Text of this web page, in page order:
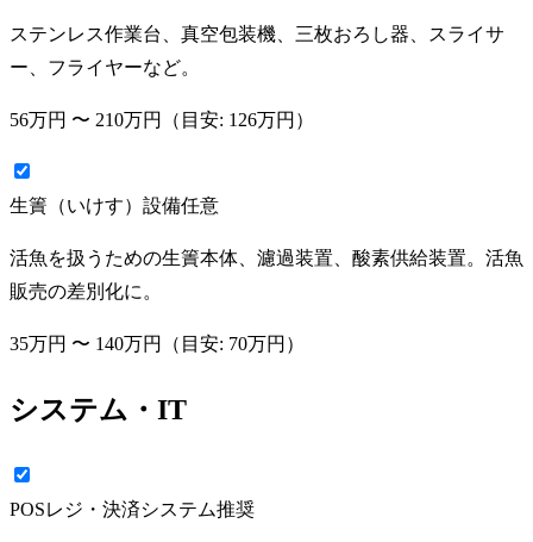
ステンレス作業台、真空包装機、三枚おろし器、スライサ
ー、フライヤーなど。
56万円 〜 210万円 （目安: 126万円 ）
生簀（いけす）設備任意
活魚を扱うための生簀本体、濾過装置、酸素供給装置。活魚
販売の差別化に。
35万円 〜 140万円 （目安: 70万円 ）
システム・IT
POSレジ・決済システム推奨